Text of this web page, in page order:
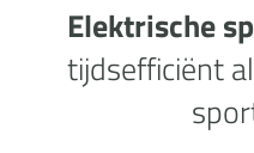
Elektrische
tijdsefficiënt